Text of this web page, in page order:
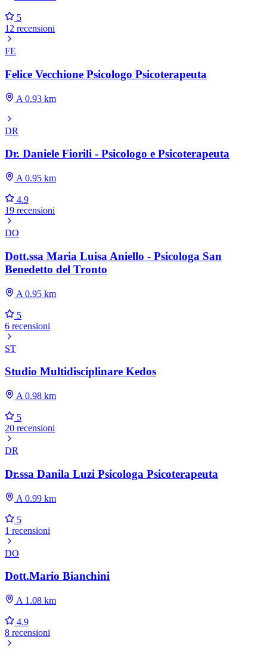
5
12 recensioni
FE
Felice Vecchione Psicologo Psicoterapeuta
A 0.93 km
DR
Dr. Daniele Fiorili - Psicologo e Psicoterapeuta
A 0.95 km
4.9
19 recensioni
DO
Dott.ssa Maria Luisa Aniello - Psicologa San
Benedetto del Tronto
A 0.95 km
5
6 recensioni
ST
Studio Multidisciplinare Kedos
A 0.98 km
5
20 recensioni
DR
Dr.ssa Danila Luzi Psicologa Psicoterapeuta
A 0.99 km
5
1 recensioni
DO
Dott.Mario Bianchini
A 1.08 km
4.9
8 recensioni